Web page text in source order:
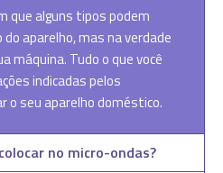
que alguns tipos podem
aparelho, mas na verdade
máquina. Tudo o que você
indicadas pelos
o seu aparelho doméstico.
no micro-ondas?